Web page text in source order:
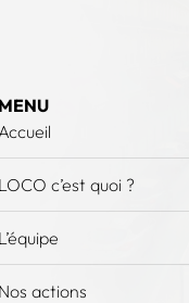
MENU
LOCO c’est quoi ?
L’équipe
Nos actions